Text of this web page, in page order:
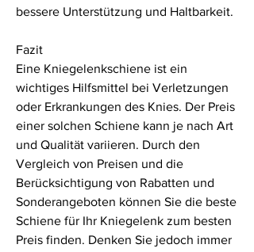
bessere Unterstützung und Haltbarkeit.
Fazit
Eine Kniegelenkschiene ist ein
wichtiges Hilfsmittel bei Verletzungen
oder Erkrankungen des Knies. Der Preis
einer solchen Schiene kann je nach Art
und Qualität variieren. Durch den
Vergleich von Preisen und die
Berücksichtigung von Rabatten und
Sonderangeboten können Sie die beste
Schiene für Ihr Kniegelenk zum besten
Preis finden. Denken Sie jedoch immer